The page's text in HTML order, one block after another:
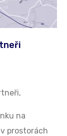
na
prostorách